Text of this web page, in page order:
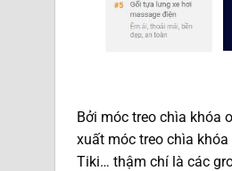
Bởi móc treo chìa khóa
xuất móc treo chìa
Tiki… thậm chí là các